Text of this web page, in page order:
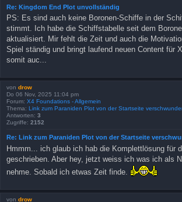
Re: Kingdom End Plot unvollständig
PS: Es sind auch keine Boronen-Schiffe in der
stimmt. Ich habe die Schiffstabelle seit dem
aktualisiert. Mir fehlt die Zeit und auch die
Spiel ständig und bringt laufend neuen Content für
somit auc...
von drow
Do 06 Nov, 2025 11:04 pm
Forum: X4 Foundations - Allgemein
Thema: Link zum Paraniden Plot von der Startseite
Antworten: 3
Zugriffe: 2152
Re: Link zum Paraniden Plot von der Startseite
Hmmm... ich glaub ich hab die Komplettlösung für
geschrieben. Aber hey, jetzt weiss ich was ich als
nehme. Sobald ich etwas Zeit finde.
von drow